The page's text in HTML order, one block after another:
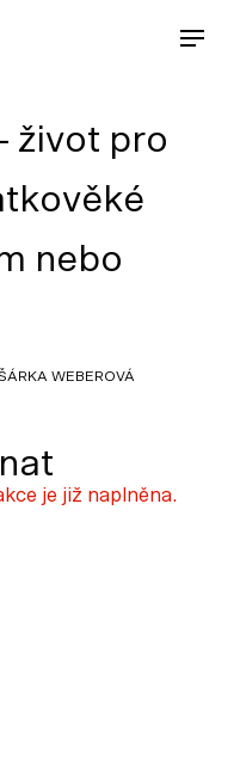
život pro
nebo
WEBEROVÁ
je již naplněna.